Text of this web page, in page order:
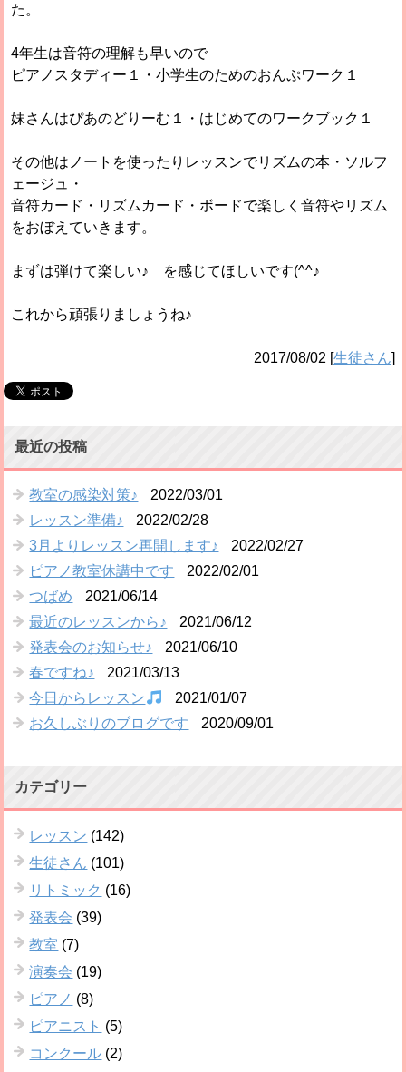
た。
4年生は音符の理解も早いので
ピアノスタディー１・小学生のためのおんぷワーク１
妹さんはぴあのどりーむ１・はじめてのワークブック１
その他はノートを使ったりレッスンでリズムの本・ソルフ
ェージュ・
音符カード・リズムカード・ボードで楽しく音符やリズム
をおぼえていきます。
まずは弾けて楽しい♪ を感じてほしいです(^^♪
これから頑張りましょうね♪
2017/08/02 [生徒さん]
最近の投稿
教室の感染対策♪
2022/03/01
レッスン準備♪
2022/02/28
3月よりレッスン再開します♪
2022/02/27
ピアノ教室休講中です
2022/02/01
つばめ
2021/06/14
最近のレッスンから♪
2021/06/12
発表会のお知らせ♪
2021/06/10
春ですね♪
2021/03/13
今日からレッスン
2021/01/07
お久しぶりのブログです
2020/09/01
カテゴリー
レッスン (142)
生徒さん (101)
リトミック (16)
発表会 (39)
教室 (7)
演奏会 (19)
ピアノ (8)
ピアニスト (5)
コンクール (2)